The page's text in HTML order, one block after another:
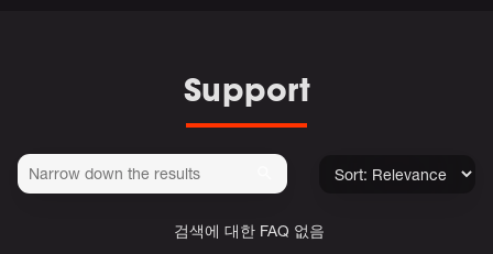
Support
검색에 대한 FAQ 없음